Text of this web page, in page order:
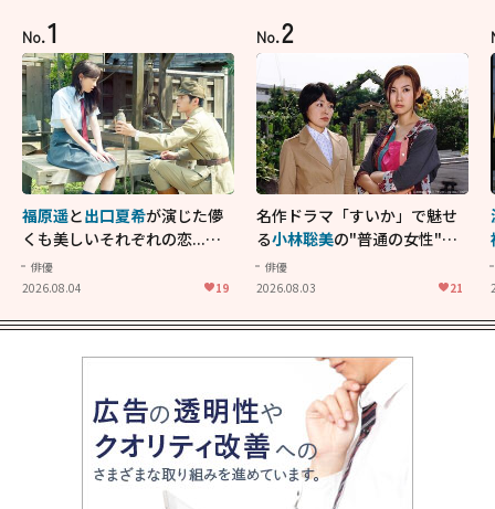
No.1
福原遥と出口夏希が演じた儚
くも美しいそれぞれの恋...生
きることの尊さを教えてくれ
た映画「あの花が咲く丘で、
俳優
2026.08.04
19
No.2
名作ドラマ「すいか」で魅せ
る小林聡美の"普通の女性"が
大人に刺さる...映画「かもめ
食堂」にも通じる静かな芝居
俳優
2026.08.03
21